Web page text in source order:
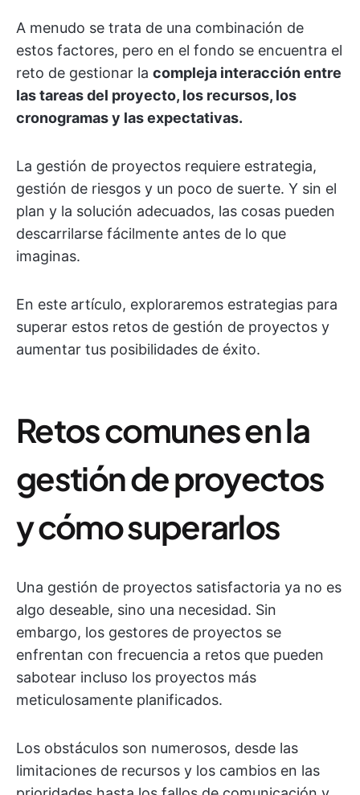
A menudo se trata de una combinación de
estos factores, pero en el fondo se encuentra el
reto de gestionar la compleja interacción entre
las tareas del proyecto, los recursos, los
cronogramas y las expectativas.
La gestión de proyectos requiere estrategia,
gestión de riesgos y un poco de suerte. Y sin el
plan y la solución adecuados, las cosas pueden
descarrilarse fácilmente antes de lo que
imaginas.
En este artículo, exploraremos estrategias para
superar estos retos de gestión de proyectos y
aumentar tus posibilidades de éxito.
Retos comunes en la
gestión de proyectos
y cómo superarlos
Una gestión de proyectos satisfactoria ya no es
algo deseable, sino una necesidad. Sin
embargo, los gestores de proyectos se
enfrentan con frecuencia a retos que pueden
sabotear incluso los proyectos más
meticulosamente planificados.
Los obstáculos son numerosos, desde las
limitaciones de recursos y los cambios en las